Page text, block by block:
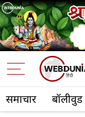
समाचार बॉलीवुड